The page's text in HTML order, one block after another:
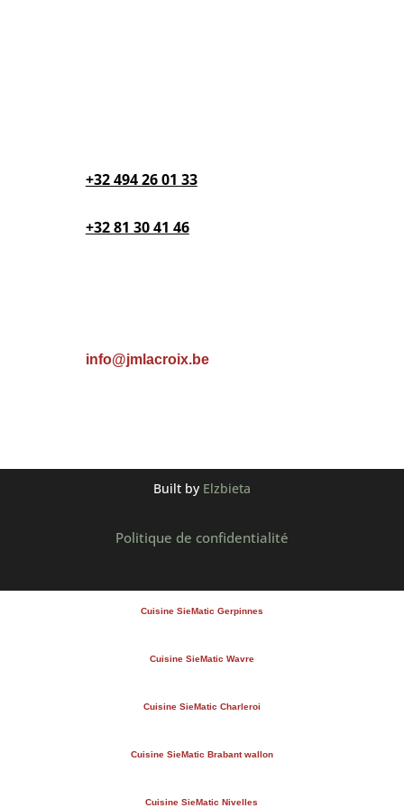
+32 494 26 01 33‬
+32 81 30 41 46‬
info@jmlacroix.be
Built by Elzbieta
Politique de confidentialité
Cuisine SieMatic Gerpinnes
Cuisine SieMatic Wavre
Cuisine SieMatic Charleroi
Cuisine SieMatic Brabant wallon
Cuisine SieMatic Nivelles